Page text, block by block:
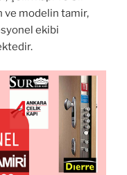
ve modelin tamir,
ekibi